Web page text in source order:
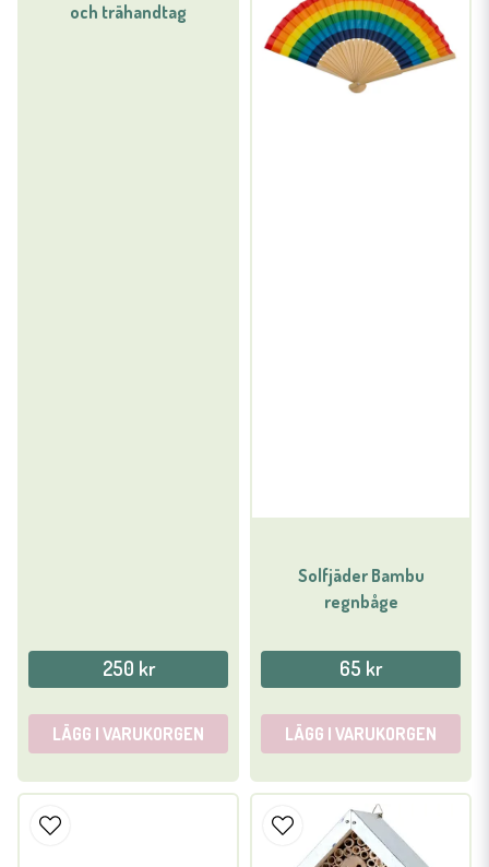
och trähandtag
250 kr
LÄGG I VARUKORGEN
Solfjäder Bambu
regnbåge
65 kr
LÄGG I VARUKORGEN